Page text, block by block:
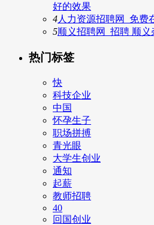
好的效果
4人力资源招聘网_免费
5顺义招聘网_招聘 顺义
热门标签
快
科技企业
中国
怀孕生子
职场拼搏
青光眼
大学生创业
通知
起薪
教师招聘
40
回国创业